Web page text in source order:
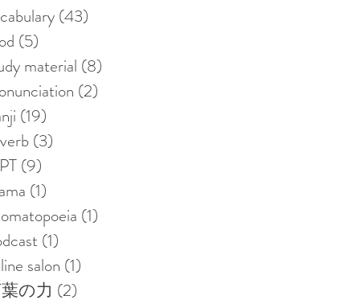
(43)
(5)
material (8)
(2)
(19)
(3)
(9)
(1)
(1)
(1)
salon (1)
の力 (2)